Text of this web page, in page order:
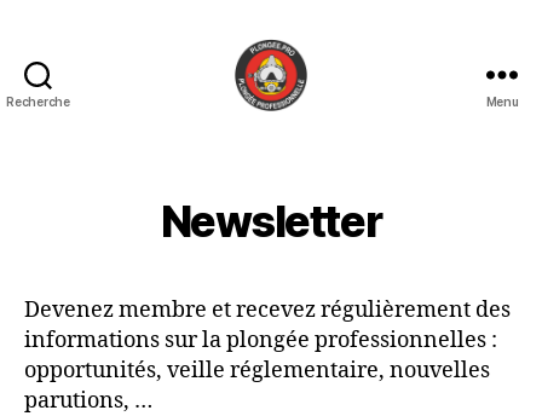
Recherche Menu
Newsletter
Devenez membre et recevez régulièrement des
informations sur la plongée professionnelles :
opportunités, veille réglementaire, nouvelles
parutions, …